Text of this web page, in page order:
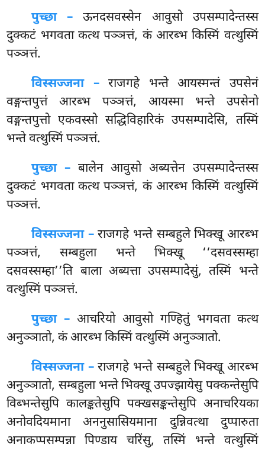
पुच्छा – ऊनदसवस्सेन आवुसो उपसम्पादेन्तस्स
दुक्कटं भगवता कत्थ पञ्ञत्तं, कं आरब्भ किस्मिं वत्थुस्मिं
पञ्ञत्तं.
विस्सज्जना –राजगहे भन्ते आयस्मन्तं उपसेनं
वङ्गन्तपुत्तं आरब्भ पञ्ञत्तं, आयस्मा भन्ते उपसेनो
वङ्गन्तपुत्तो एकवस्सो सद्धिविहारिकं उपसम्पादेसि, तस्मिं
भन्ते वत्थुस्मिं पञ्ञत्तं.
पुच्छा –बालेनआवुसो अब्यत्तेन उपसम्पादेन्तस्स
दुक्कटं भगवता कत्थ पञ्ञत्तं, कं आरब्भ किस्मिं वत्थुस्मिं
पञ्ञत्तं.
विस्सज्जना –राजगहे भन्ते सम्बहुले भिक्खू आरब्भ
पञ्ञत्तं, सम्बहुला भन्ते भिक्खू ‘‘दसवस्सम्हा
दसवस्सम्हा’’ति बाला अब्यत्ता उपसम्पादेसुं, तस्मिं भन्ते
वत्थुस्मिं पञ्ञत्तं.
पुच्छा – आचरियो आवुसो गण्हितुं भगवता कत्थ
अनुञ्ञातो, कं आरब्भ किस्मिं वत्थुस्मिं अनुञ्ञातो.
विस्सज्जना –राजगहे भन्ते सम्बहुले भिक्खू आरब्भ
अनुञ्ञातो, सम्बहुला भन्ते भिक्खू उपज्झायेसु पक्कन्तेसुपि
विब्भन्तेसुपि कालङ्कतेसुपि पक्खसङ्कन्तेसुपि अनाचरियका
अनोवदियमाना अननुसासियमाना दुन्निवत्था दुप्पारुता
अनाकप्पसम्पन्ना पिण्डाय चरिंसु, तस्मिं भन्ते वत्थुस्मिं